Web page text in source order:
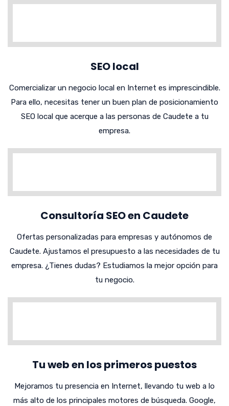
SEO local
Comercializar un negocio local en Internet es imprescindible.
Para ello, necesitas tener un buen plan de posicionamiento
SEO local que acerque a las personas de Caudete a tu
empresa.
Consultoría SEO en Caudete
Ofertas personalizadas para empresas y autónomos de
Caudete. Ajustamos el presupuesto a las necesidades de tu
empresa. ¿Tienes dudas? Estudiamos la mejor opción para
tu negocio.
Tu web en los primeros puestos
Mejoramos tu presencia en Internet, llevando tu web a lo
más alto de los principales motores de búsqueda. Google,